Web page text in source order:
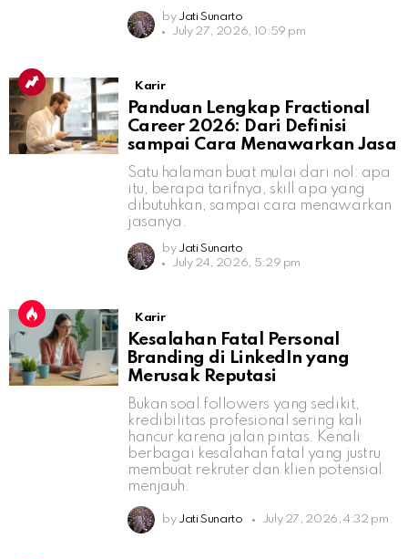
by Jati Sunarto
July 27, 2026, 10:59 pm
Karir
Panduan Lengkap Fractional
Career 2026: Dari Definisi
sampai Cara Menawarkan Jasa
Satu halaman buat mulai dari nol: apa
itu, berapa tarifnya, skill apa yang
dibutuhkan, sampai cara menawarkan
jasanya.
by Jati Sunarto
July 24, 2026, 5:29 pm
Karir
Kesalahan Fatal Personal
Branding di LinkedIn yang
Merusak Reputasi
Bukan soal followers yang sedikit,
kredibilitas profesional sering kali
hancur karena jalan pintas. Kenali
berbagai kesalahan fatal yang justru
membuat rekruter dan klien potensial
menjauh.
by Jati Sunarto July 27, 2026, 4:32 pm